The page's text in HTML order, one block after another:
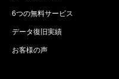
6つの無料サービス
データ復旧実績
お客様の声